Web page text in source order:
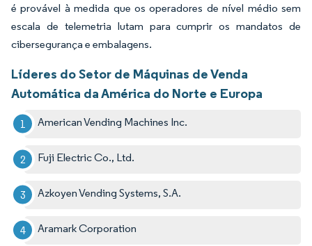
é provável à medida que os operadores de nível médio sem
escala de telemetria lutam para cumprir os mandatos de
cibersegurança e embalagens.
Líderes do Setor de Máquinas de Venda
Automática da América do Norte e Europa
American Vending Machines Inc.
Fuji Electric Co., Ltd.
Azkoyen Vending Systems, S.A.
Aramark Corporation